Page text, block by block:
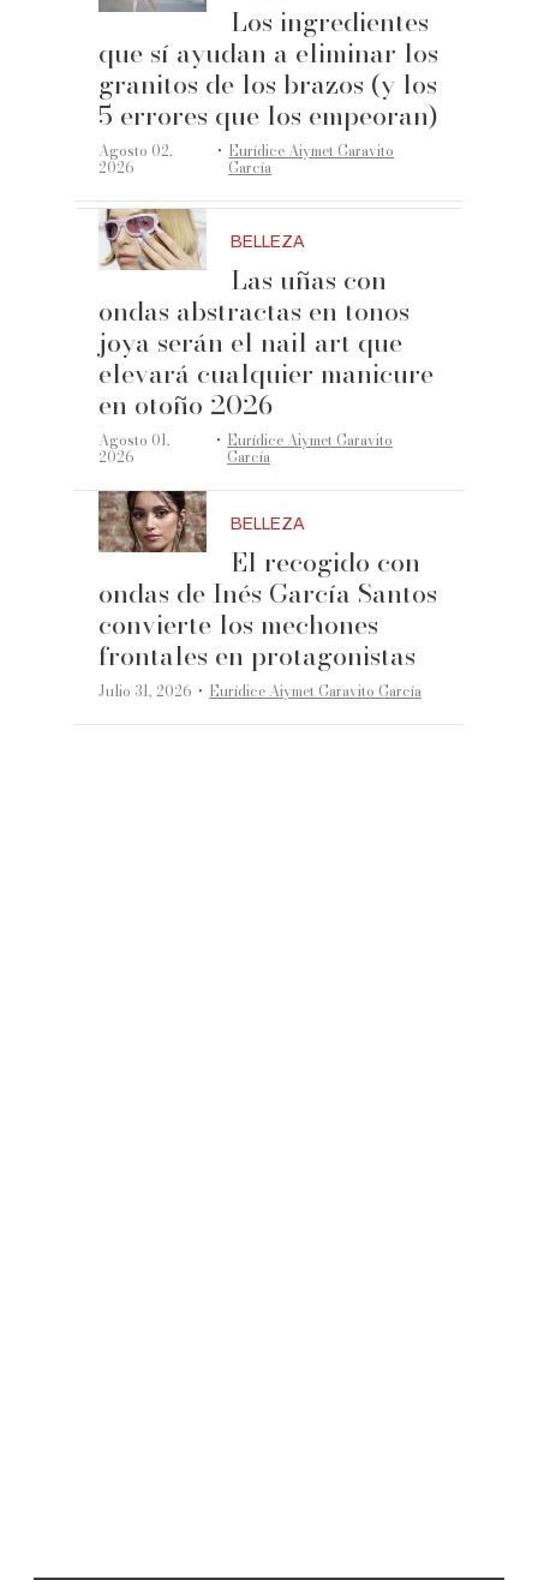
Los ingredientes
que sí ayudan a eliminar los
granitos de los brazos (y los
5 errores que los empeoran)
Agosto 02,
2026 ·Eurídice Aiymet Garavito
García
BELLEZA
Las uñas con
ondas abstractas en tonos
joya serán el nail art que
elevará cualquier manicure
en otoño 2026
Agosto 01,
2026 ·Eurídice Aiymet Garavito
García
BELLEZA
El recogido con
ondas de Inés García Santos
convierte los mechones
frontales en protagonistas
Julio 31, 2026 ·Eurídice Aiymet Garavito García